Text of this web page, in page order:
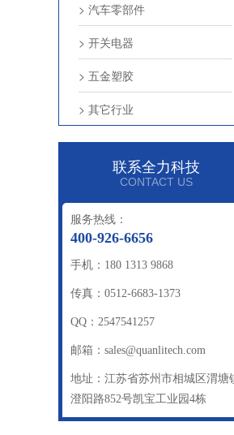
> 汽车零部件
> 开关电器
> 五金塑胶
> 其它行业
联系全力科技
CONTACT US
服务热线：
400-926-6656
手机：180 1313 9868
传真：0512-6683-1373
QQ：2547541257
邮箱：sales@quanlitech.com
地址：江苏省苏州市相城区渭塘
澄阳路852号凯宝工业园4栋